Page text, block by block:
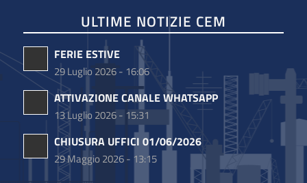
ULTIME NOTIZIE CEM
FERIE ESTIVE
29 Luglio 2026 - 16:06
ATTIVAZIONE CANALE WHATSAPP
13 Luglio 2026 - 15:31
CHIUSURA UFFICI 01/06/2026
29 Maggio 2026 - 13:15